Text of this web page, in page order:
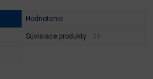
Hodnotenie
Súvisiace produkty